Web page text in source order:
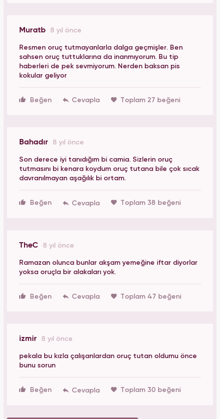
Muratb 8 yıl önce
Resmen oruç tutmayanlarla dalga geçmişler. Ben
sahsen oruç tuttuklarına da inanmıyorum. Bu tip
haberleri de pek sevmiyorum. Nerden baksan pis
kokular geliyor
Beğen Toplam 27 beğeni
Bahadır 8 yıl önce
Son derece iyi tanıdığım bi camia. Sizlerin oruç
tutmasını bi kenara koydum oruç tutana bile çok sıcak
davranılmayan aşağılık bi ortam.
Beğen Toplam 38 beğeni
TheC 8 yıl önce
Ramazan olunca bunlar akşam yemeğine iftar diyorlar
yoksa oruçla bir alakaları yok.
Beğen Toplam 47 beğeni
izmir 8 yıl önce
pekala bu kızla çalışanlardan oruç tutan oldumu önce
bunu sorun
Beğen Toplam 30 beğeni